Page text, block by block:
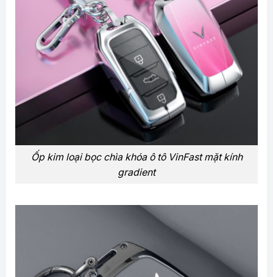
Ốp kim loại bọc chìa khóa ô tô VinFast mặt kính
gradient